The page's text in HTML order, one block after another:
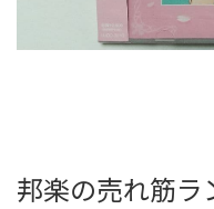
邦楽の売れ筋ラ